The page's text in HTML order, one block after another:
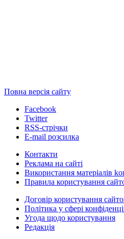
Повна версія сайту
Facebook
Twitter
RSS-стрічки
E-mail розсилка
Контакти
Реклама на сайті
Використання матеріалів
Правила користування
Договір користування
Політика у сфері
Угода щодо користування
Редакція